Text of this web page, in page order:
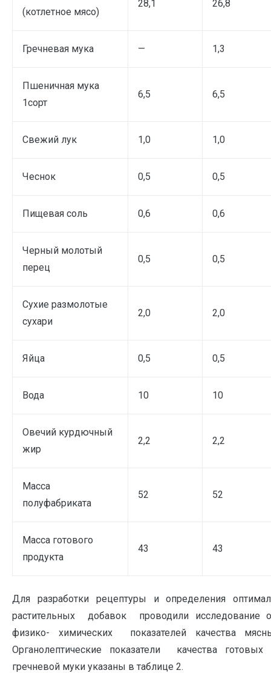
(котлетное мясо)
28,1 26,8
Гречневая мука — 1,3
Пшеничная мука
1сорт
6,5 6,5
Свежий лук 1,0 1,0
Чеснок 0,5 0,5
Пищевая соль 0,6 0,6
Черный молотый
перец
0,5 0,5
Сухие размолотые
сухари
2,0 2,0
Яйца 0,5 0,5
Вода 10 10
Овечий курдючный
жир
2,2 2,2
Масса
полуфабриката
52 52
Масса готового
продукта
43 43
Для разработки рецептуры и определения
растительных добавок проводили исследование
физико- химических показателей качества
Органолептические показатели качества
гречневой муки указаны в таблице 2.